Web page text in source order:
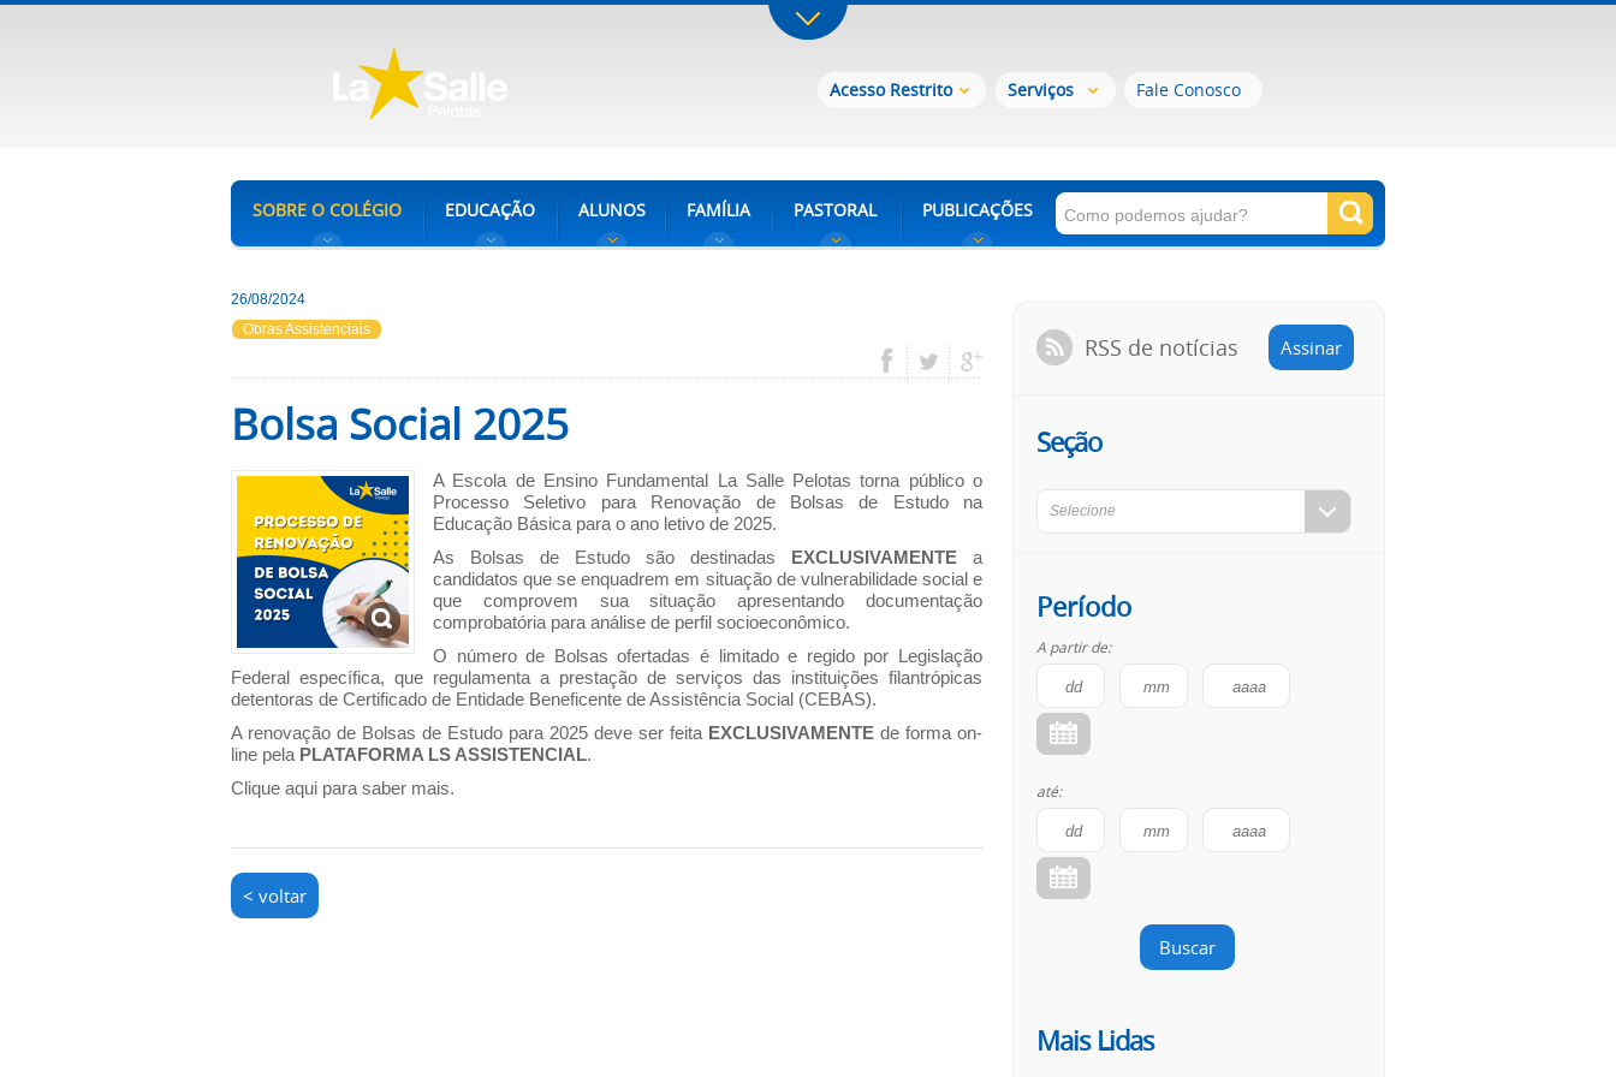
Acesso Restrito Serviços Fale Conosco
SOBRE O COLÉGIO EDUCAÇÃO ALUNOS FAMÍLIA PASTORAL PUBLICAÇÕES
26/08/2024
Obras Assistenciais
Bolsa Social 2025
A Escola de Ensino Fundamental La Salle Pelotas torna público o
Processo Seletivo para Renovação de Bolsas de Estudo na
Educação Básica para o ano letivo de 2025.
As Bolsas de Estudo são destinadas EXCLUSIVAMENTE a
candidatos que se enquadrem em situação de vulnerabilidade social e
que comprovem sua situação apresentando documentação
comprobatória para análise de perfil socioeconômico.
O número de Bolsas ofertadas é limitado e regido por Legislação
Federal específica, que regulamenta a prestação de serviços das instituições filantrópicas
detentoras de Certificado de Entidade Beneficente de Assistência Social (CEBAS).
A renovação de Bolsas de Estudo para 2025 deve ser feita EXCLUSIVAMENTE de forma on-
line pela PLATAFORMA LS ASSISTENCIAL.
Clique aqui para saber mais.
< voltar
RSS de notícias Assinar
Seção
Selecione
Período
A partir de:
até:
Buscar
Mais Lidas